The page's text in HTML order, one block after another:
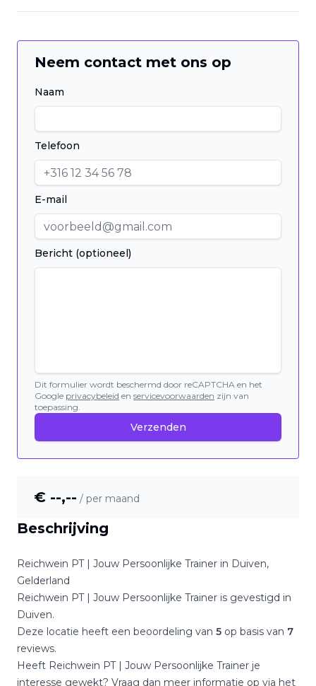
Beschrijving
Reichwein PT | Jouw Persoonlijke Trainer in Duiven,
Gelderland
Reichwein PT | Jouw Persoonlijke Trainer is gevestigd in
Duiven.
Deze locatie heeft een beoordeling van 5 op basis van 7
reviews.
Heeft Reichwein PT | Jouw Persoonlijke Trainer je
interesse gewekt? Vraag dan meer informatie op via het
Neem contact met ons op
Naam
Telefoon
E-mail
Bericht (optioneel)
Dit formulier wordt beschermd door reCAPTCHA en het
Google privacybeleid en servicevoorwaarden zijn van
toepassing.
Verzenden
€ --,-- / per maand